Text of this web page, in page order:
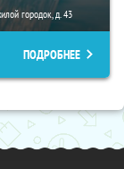
городок, д. 43
ПОДРОБНЕЕ